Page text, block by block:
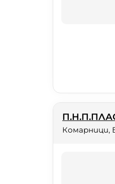
Комарници,